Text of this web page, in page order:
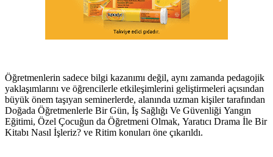
Öğretmenlerin sadece bilgi kazanımı değil, aynı zamanda pedagojik
yaklaşımlarını ve öğrencilerle etkileşimlerini geliştirmeleri açısından
büyük önem taşıyan seminerlerde, alanında uzman kişiler tarafından
Doğada Öğretmenlerle Bir Gün, İş Sağlığı Ve Güvenliği Yangın
Eğitimi, Özel Çocuğun da Öğretmeni Olmak, Yaratıcı Drama İle Bir
Kitabı Nasıl İşleriz? ve Ritim konuları öne çıkarıldı.